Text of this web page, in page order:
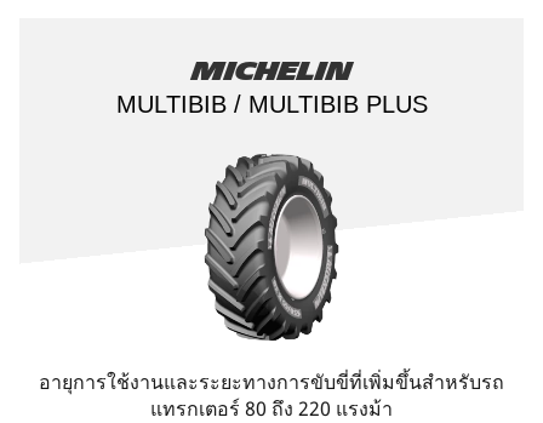
Michelin
MULTIBIB / MULTIBIB PLUS
อายุการใช้งานและระยะทางการขับขี่ที่เพิ่มขึ้นสำหรับรถ
แทรกเตอร์ 80 ถึง 220 แรงม้า